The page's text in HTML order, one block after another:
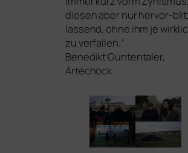
die­sen aber nur her­vor-
las­send, ohne ihm je
zu ver­fal­len.“
Benedikt Guntentaler,
Artechock